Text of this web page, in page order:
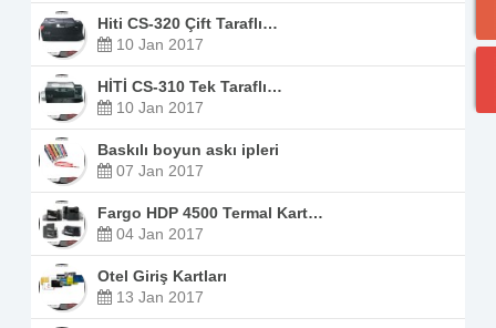
Hiti CS-320 Çift Taraflı…
10 Jan 2017
HİTİ CS-310 Tek Taraflı…
10 Jan 2017
Baskılı boyun askı ipleri
07 Jan 2017
Fargo HDP 4500 Termal Kart…
04 Jan 2017
Otel Giriş Kartları
13 Jan 2017